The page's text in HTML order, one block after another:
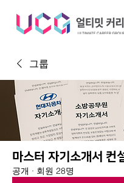
그룹
마스터 자기소개서 컨
공개 · 회원 28명